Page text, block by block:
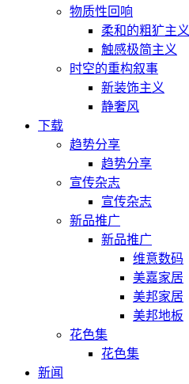
物质性回响
柔和的粗犷主义
触感极简主义
时空的重构叙事
新装饰主义
静奢风
下载
趋势分享
趋势分享
宣传杂志
宣传杂志
新品推广
新品推广
维意数码
美嘉家居
美邦家居
美邦地板
花色集
花色集
新闻